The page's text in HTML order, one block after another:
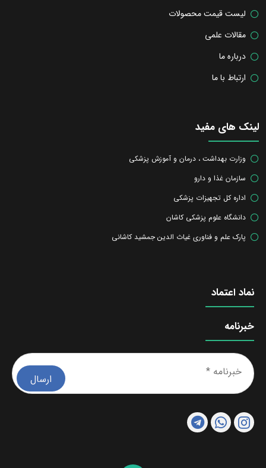
لیست قیمت محصولات
مقالات علمی
درباره ما
ارتباط با ما
لینک های مفید
وزارت بهداشت ، درمان و آموزش پزشکی
سازمان غذا و دارو
اداره کل تجهیزات پزشکی
دانشگاه علوم پزشکی کاشان
پارک علم و فناوری غیاث الدین جمشید کاشانی
نماد اعتماد
خبرنامه
*